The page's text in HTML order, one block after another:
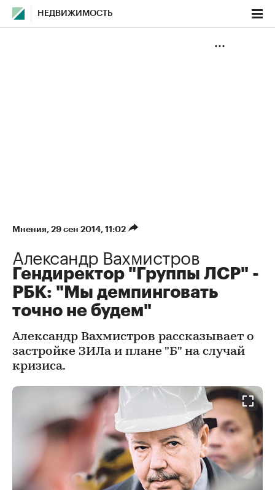
НЕДВИЖИМОСТЬ
Мнения⁠, 29 сен 2014, 11:02
Александр Вахмистров
Гендиректор "Группы ЛСР" -
РБК: "Мы демпинговать
точно не будем"
Александр Вахмистров рассказывает о
застройке ЗИЛа и плане "Б" на случай
кризиса.